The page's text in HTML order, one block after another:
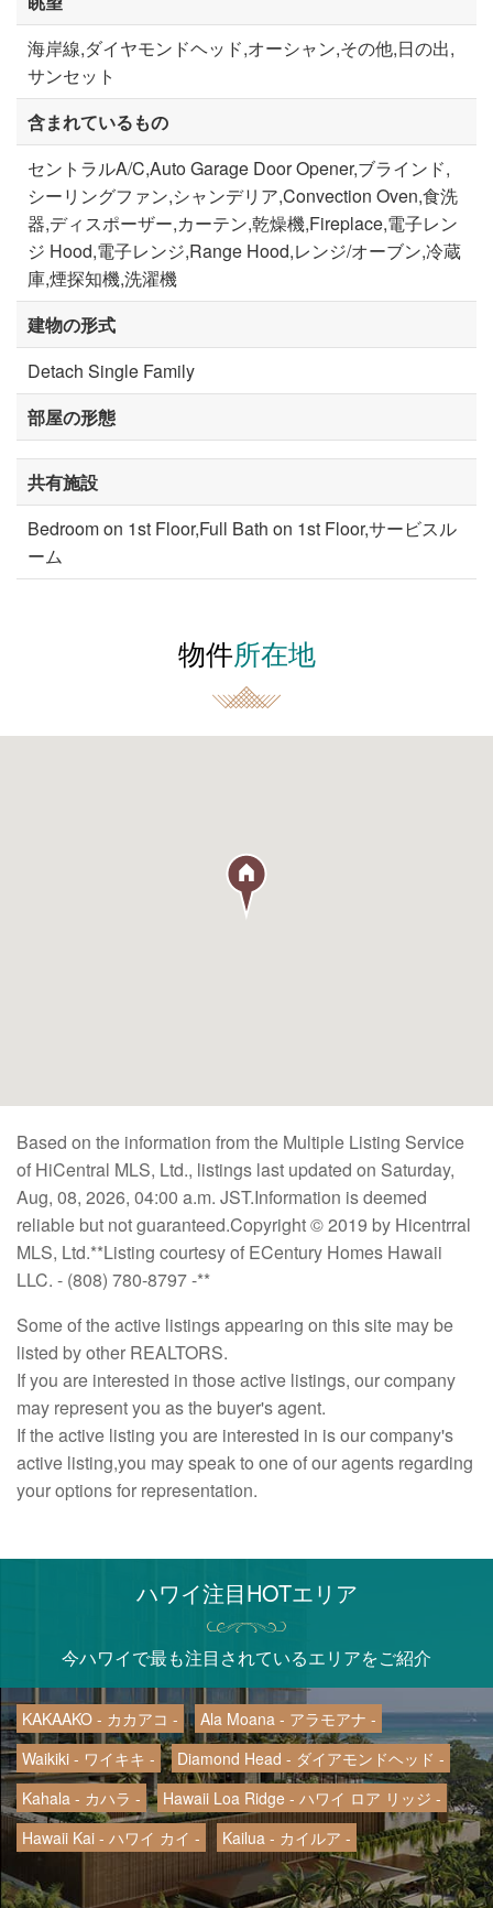
海岸線,ダイヤモンドヘッド,オーシャン,その他,日の出,
サンセット
含まれているもの
セントラルA/C,Auto Garage Door Opener,ブラインド,
シーリングファン,シャンデリア,Convection Oven,食洗
器,ディスポーザー,カーテン,乾燥機,Fireplace,電子レン
ジ Hood,電子レンジ,Range Hood,レンジ/オーブン,冷蔵
庫,煙探知機,洗濯機
建物の形式
Detach Single Family
部屋の形態
共有施設
Bedroom on 1st Floor,Full Bath on 1st Floor,サービスル
ーム
物件所在地
Based on the information from the Multiple Listing Service
of HiCentral MLS, Ltd., listings last updated on Saturday,
Aug, 08, 2026, 04:00 a.m. JST.Information is deemed
reliable but not guaranteed.Copyright © 2019 by Hicentrral
MLS, Ltd.**Listing courtesy of ECentury Homes Hawaii
LLC. - (808) 780-8797 -**
Some of the active listings appearing on this site may be
listed by other REALTORS.
If you are interested in those active listings, our company
may represent you as the buyer's agent.
If the active listing you are interested in is our company's
active listing,you may speak to one of our agents regarding
your options for representation.
ハワイ注目HOTエリア
今ハワイで最も注目されているエリアをご紹介
KAKAAKO - カカアコ -
Ala Moana - アラモアナ -
Waikiki - ワイキキ -
Diamond Head - ダイアモンドヘッド -
Kahala - カハラ -
Hawaii Loa Ridge - ハワイ ロア リッジ -
Hawaii Kai - ハワイ カイ -
Kailua - カイルア -